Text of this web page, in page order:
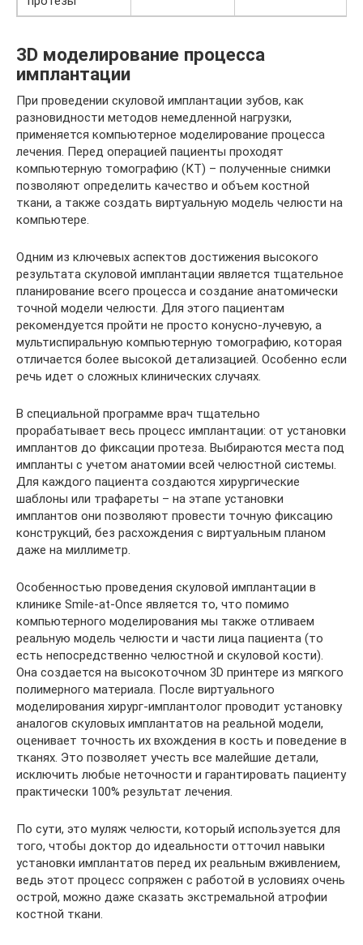
3D моделирование процесса
имплантации
При проведении скуловой имплантации зубов, как
разновидности методов немедленной нагрузки,
применяется компьютерное моделирование процесса
лечения. Перед операцией пациенты проходят
компьютерную томографию (КТ) – полученные снимки
позволяют определить качество и объем костной
ткани, а также создать виртуальную модель челюсти на
компьютере.
Одним из ключевых аспектов достижения высокого
результата скуловой имплантации является тщательное
планирование всего процесса и создание анатомически
точной модели челюсти. Для этого пациентам
рекомендуется пройти не просто конусно-лучевую, а
мультиспиральную компьютерную томографию, которая
отличается более высокой детализацией. Особенно если
речь идет о сложных клинических случаях.
В специальной программе врач тщательно
прорабатывает весь процесс имплантации: от установки
имплантов до фиксации протеза. Выбираются места под
импланты с учетом анатомии всей челюстной системы.
Для каждого пациента создаются хирургические
шаблоны или трафареты – на этапе установки
имплантов они позволяют провести точную фиксацию
конструкций, без расхождения с виртуальным планом
даже на миллиметр.
Особенностью проведения скуловой имплантации в
клинике Smile-at-Once является то, что помимо
компьютерного моделирования мы также отливаем
реальную модель челюсти и части лица пациента (то
есть непосредственно челюстной и скуловой кости).
Она создается на высокоточном 3D принтере из мягкого
полимерного материала. После виртуального
моделирования хирург-имплантолог проводит установку
аналогов скуловых имплантатов на реальной модели,
оценивает точность их вхождения в кость и поведение в
тканях. Это позволяет учесть все малейшие детали,
исключить любые неточности и гарантировать пациенту
практически 100% результат лечения.
По сути, это муляж челюсти, который используется для
того, чтобы доктор до идеальности отточил навыки
установки имплантатов перед их реальным вживлением,
ведь этот процесс сопряжен с работой в условиях очень
острой, можно даже сказать экстремальной атрофии
костной ткани.